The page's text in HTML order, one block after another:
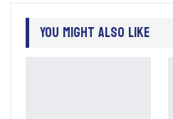
You Might Also Like